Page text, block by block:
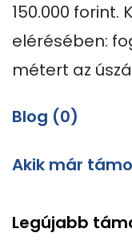
150.000 forint.
elérésében:
métert az
Blog (0)
Akik már
Legújabb